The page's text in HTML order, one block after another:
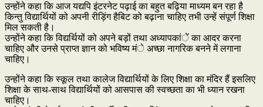
उन्होंने कहा कि आज यद्यपि इंटरनेट पढ़ाई का बहुत बढ़िया माध्यम बन रहा है
किन्तु विद्यार्थियों को अपनी रीड़िंग हैबिट को बढ़ाना चाहिए तभी उन्हें संपूर्ण शिक्षा
मिल सकती है।
उन्होंने कहा कि विद्यर्थियों को अपने बड़ों तथा अध्यापकांें का आदर करना
चाहिए और उनसे प्राप्त ज्ञान को भविष्य मंे अच्छा नागरिक बनने में लगाना
चाहिए।
उन्होंने कहा कि स्कूल तथा कालेज विद्यार्थियों के लिए शिक्षा का मंदिर हैं इसलिए
शिक्षा के साथ-साथ विद्यार्थियों को आसपास की स्वच्छता का भी ध्यान रखना
चाहिए।